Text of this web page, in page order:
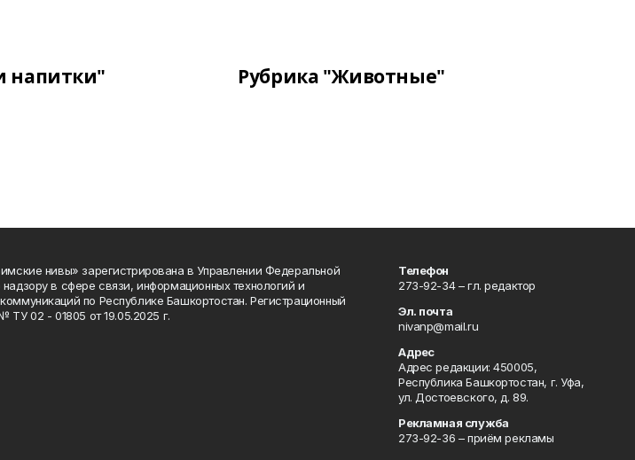
напитки" Рубрика "Животные"
нивы» зарегистрирована в Управлении Федеральной
в сфере связи, информационных технологий и
по Республике Башкортостан. Регистрационный
ТУ 02 - 01805 от 19.05.2025 г.
Телефон
273-92-34 – гл. редактор
Эл. почта
nivanp@mail.ru
Адрес
Адрес редакции: 450005,
Республика Башкортостан, г. Уфа,
ул. Достоевского, д. 89.
Рекламная служба
273-92-36 – приём рекламы